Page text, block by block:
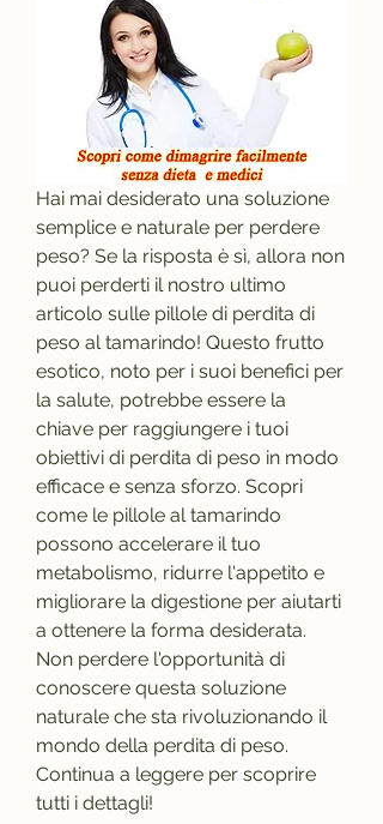
Hai mai desiderato una soluzione
semplice e naturale per perdere
peso? Se la risposta è sì, allora non
puoi perderti il nostro ultimo
articolo sulle pillole di perdita di
peso al tamarindo! Questo frutto
esotico, noto per i suoi benefici per
la salute, potrebbe essere la
chiave per raggiungere i tuoi
obiettivi di perdita di peso in modo
efficace e senza sforzo. Scopri
come le pillole al tamarindo
possono accelerare il tuo
metabolismo, ridurre l'appetito e
migliorare la digestione per aiutarti
a ottenere la forma desiderata.
Non perdere l'opportunità di
conoscere questa soluzione
naturale che sta rivoluzionando il
mondo della perdita di peso.
Continua a leggere per scoprire
tutti i dettagli!